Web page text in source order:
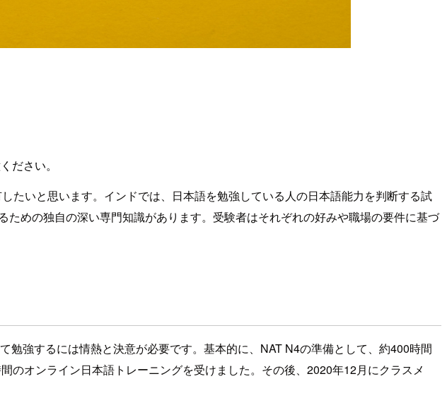
ださい。
たいと思います。インドでは、日本語を勉強している人の日本語能力を判断する試
ための独自の深い専門知識があります。受験者はそれぞれの好みや職場の要件に基づ
強するには情熱と決意が必要です。基本的に、NAT N4の準備として、約400時間
オンライン日本語トレーニングを受けました。その後、2020年12月にクラスメ